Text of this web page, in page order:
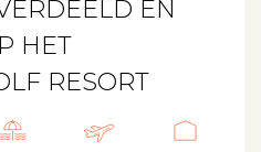
EN
HET
RESORT